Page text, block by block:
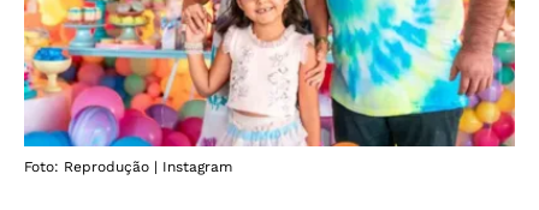
Foto: Reprodução | Instagram